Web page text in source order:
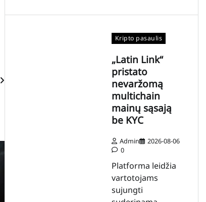
Kripto pasaulis
„Latin Link“
pristato
nevaržomą
multichain
mainų sąsają
be KYC
Admin
2026-08-06
0
Platforma leidžia
vartotojams
sujungti